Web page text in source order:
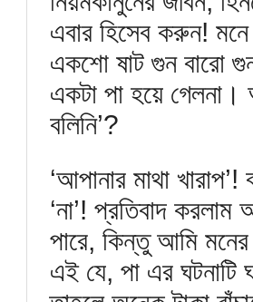
এবার হিসেব করুন!
একশো ষাট গুন বারো
একটা পা হয়ে গেলনা।
বলিনি’?
‘আপানার মাথা
‘না’! প্রতিবাদ
পারে, কিন্তু আমি
এই যে, পা এর ঘটনাটি